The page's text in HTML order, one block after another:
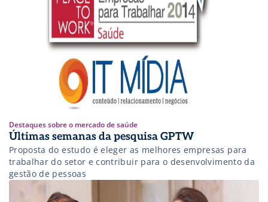
Destaques sobre o mercado de saúde
Últimas semanas da pesquisa GPTW
Proposta do estudo é eleger as melhores empresas para
trabalhar do setor e contribuir para o desenvolvimento da
gestão de pessoas